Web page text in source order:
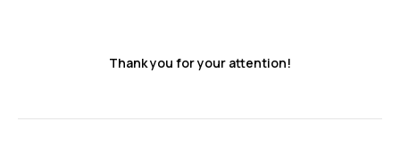
Thank you for your attention!